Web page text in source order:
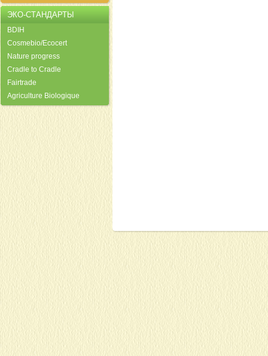
ЭКО-СТАНДАРТЫ
BDIH
Cosmebio/Ecocert
Nature progress
Cradle to Cradle
Fairtrade
Agriculture Biologique